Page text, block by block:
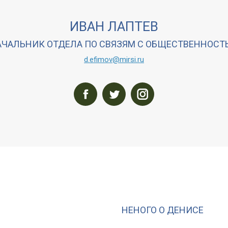
ИВАН ЛАПТЕВ
ОТДЕЛА ПО СВЯЗЯМ С
d.efimov@mirsi.ru
Facebook
TwitterInstagram
НЕНОГО О ДЕНИСЕ